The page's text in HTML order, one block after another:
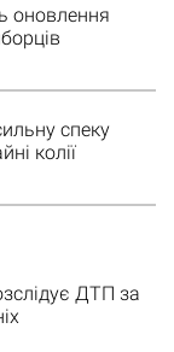
оновлення
спеку
колії
ДТП за